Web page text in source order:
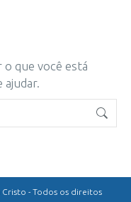
que você está
ajudar.
- Todos os direitos